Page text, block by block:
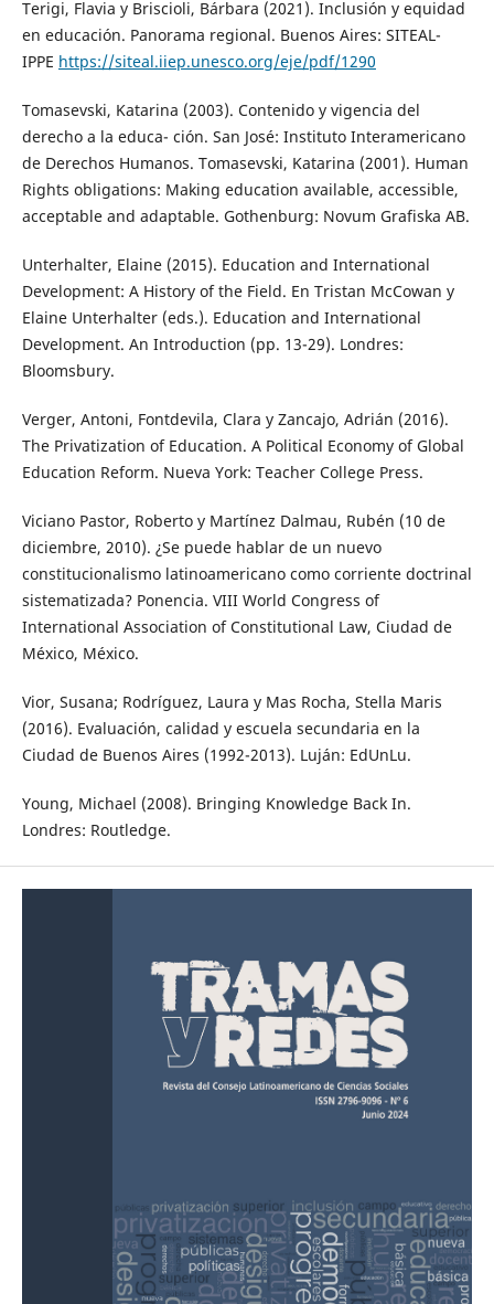
Terigi, Flavia y Briscioli, Bárbara (2021). Inclusión y equidad
en educación. Panorama regional. Buenos Aires: SITEAL-
IPPE https://siteal.iiep.unesco.org/eje/pdf/1290
Tomasevski, Katarina (2003). Contenido y vigencia del
derecho a la educa- ción. San José: Instituto Interamericano
de Derechos Humanos. Tomasevski, Katarina (2001). Human
Rights obligations: Making education available, accessible,
acceptable and adaptable. Gothenburg: Novum Grafiska AB.
Unterhalter, Elaine (2015). Education and International
Development: A History of the Field. En Tristan McCowan y
Elaine Unterhalter (eds.). Education and International
Development. An Introduction (pp. 13-29). Londres:
Bloomsbury.
Verger, Antoni, Fontdevila, Clara y Zancajo, Adrián (2016).
The Privatization of Education. A Political Economy of Global
Education Reform. Nueva York: Teacher College Press.
Viciano Pastor, Roberto y Martínez Dalmau, Rubén (10 de
diciembre, 2010). ¿Se puede hablar de un nuevo
constitucionalismo latinoamericano como corriente doctrinal
sistematizada? Ponencia. VIII World Congress of
International Association of Constitutional Law, Ciudad de
México, México.
Vior, Susana; Rodríguez, Laura y Mas Rocha, Stella Maris
(2016). Evaluación, calidad y escuela secundaria en la
Ciudad de Buenos Aires (1992-2013). Luján: EdUnLu.
Young, Michael (2008). Bringing Knowledge Back In.
Londres: Routledge.